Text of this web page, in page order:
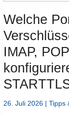
um
Logins
Sitzungen
sauber
zu
trennen?
Welche
IMAP,
26. Juli 2026 |Tipps